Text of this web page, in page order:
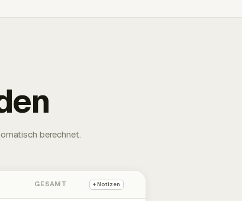
berechnet.
GESAMT + Notizen